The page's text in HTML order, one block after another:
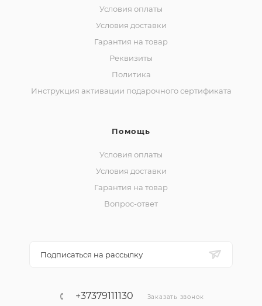
Условия оплаты
Условия доставки
Гарантия на товар
Реквизиты
Политика
Инструкция активации подарочного сертификата
Помощь
Условия оплаты
Условия доставки
Гарантия на товар
Вопрос-ответ
Подписаться на рассылку
+37379111130 Заказать звонок